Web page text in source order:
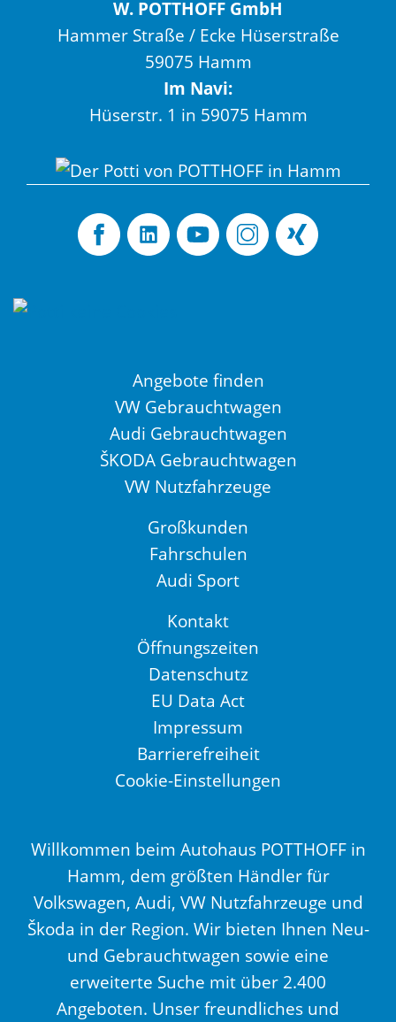
W. POTTHOFF GmbH
Hammer Straße / Ecke Hüserstraße
59075 Hamm
Im Navi:
Hüserstr. 1 in 59075 Hamm
Angebote finden
VW Gebrauchtwagen
Audi Gebrauchtwagen
ŠKODA Gebrauchtwagen
VW Nutzfahrzeuge
Großkunden
Fahrschulen
Audi Sport
Kontakt
Öffnungszeiten
Datenschutz
EU Data Act
Impressum
Barrierefreiheit
Cookie-Einstellungen
Willkommen beim Autohaus POTTHOFF in
Hamm, dem größten Händler für
Volkswagen, Audi, VW Nutzfahrzeuge und
Škoda in der Region. Wir bieten Ihnen Neu-
und Gebrauchtwagen sowie eine
erweiterte Suche mit über 2.400
Angeboten. Unser freundliches und